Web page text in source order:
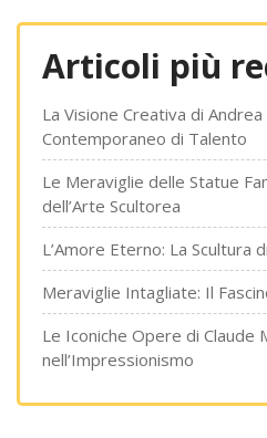
Articoli più
La Visione Creativa di
Contemporaneo di Talento
Le Meraviglie delle Statue
dell’Arte Scultorea
L’Amore Eterno: La Scultura
Meraviglie Intagliate: Il
Le Iconiche Opere di Claude
nell’Impressionismo